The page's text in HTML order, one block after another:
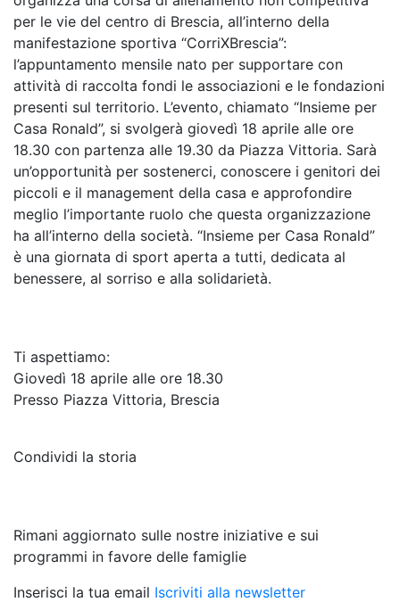
per le vie del centro di Brescia, all’interno della
manifestazione sportiva “CorriXBrescia”:
l’appuntamento mensile nato per supportare con
attività di raccolta fondi le associazioni e le fondazioni
presenti sul territorio. L’evento, chiamato “Insieme per
Casa Ronald”, si svolgerà giovedì 18 aprile alle ore
18.30 con partenza alle 19.30 da Piazza Vittoria. Sarà
un’opportunità per sostenerci, conoscere i genitori dei
piccoli e il management della casa e approfondire
meglio l’importante ruolo che questa organizzazione
ha all’interno della società. “Insieme per Casa Ronald”
è una giornata di sport aperta a tutti, dedicata al
benessere, al sorriso e alla solidarietà.
Ti aspettiamo:
Giovedì 18 aprile alle ore 18.30
Presso Piazza Vittoria, Brescia
Condividi la storia
Rimani aggiornato sulle nostre iniziative e sui
programmi in favore delle famiglie
Inserisci la tua email Iscriviti alla newsletter